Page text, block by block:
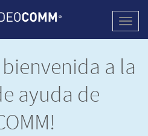
a la
ayuda de